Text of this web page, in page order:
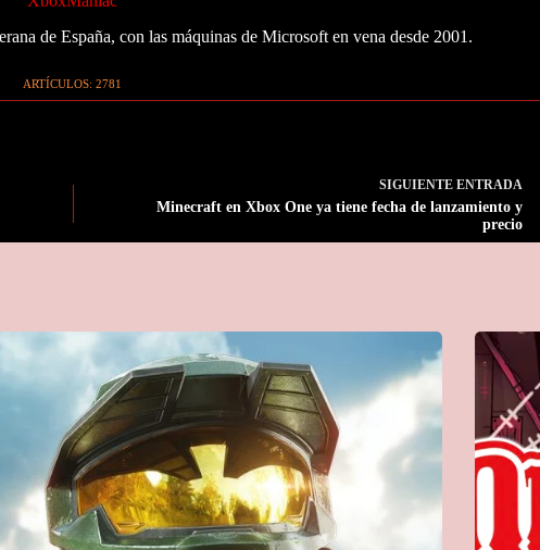
de España, con las máquinas de Microsoft en vena desde 2001.
ARTÍCULOS: 2781
SIGUIENTEENTRADA
Minecraft en Xbox One ya tiene fecha de lanzamiento y
precio